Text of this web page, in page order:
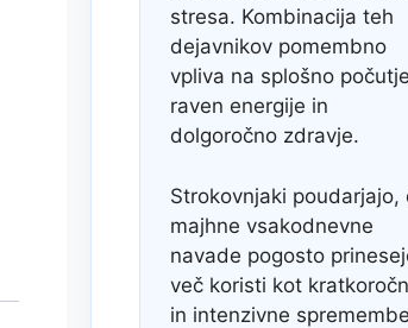
stresa. Kombinacija teh
dejavnikov pomembno
vpliva na splošno
raven energije in
dolgoročno zdravje.
Strokovnjaki poudarjajo,
majhne vsakodnevne
navade pogosto
več koristi kot
in intenzivne spremembe